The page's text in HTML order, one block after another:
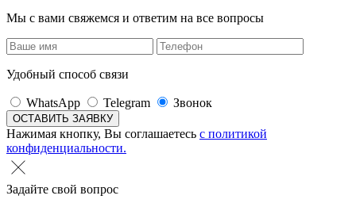
Мы с вами свяжемся и ответим на все вопросы
Удобный способ связи
WhatsApp Telegram Звонок
Нажимая кнопку, Вы соглашаетесь с политикой
конфиденциальности.
Задайте свой вопрос